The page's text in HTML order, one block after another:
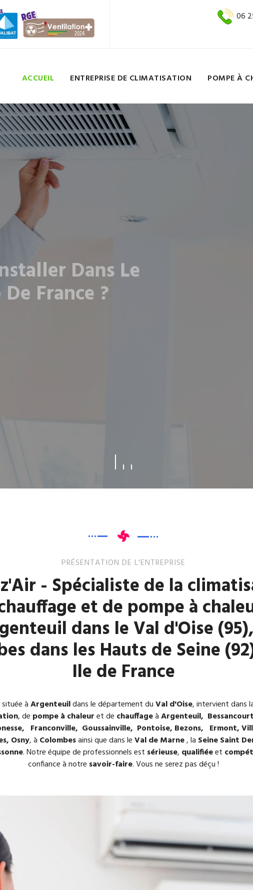
06
ACCUEIL ENTREPRISE DE CLIMATISATION POMPE À
Dans Le
France ?
vos climatiseurs afin que votre
PRÉSENTATION DE L'ENTREPRISE
- Spécialiste de la
et de pompe à
dans le Val d'Oise
dans les Hauts de Seine
Ile de France
àArgenteuildans le département duVal d'Oise, intervient dans
, de pompe à chaleuret de chauffageàArgenteuil,
Franconville, Goussainville, Pontoise, Bezons, Ermont,
Osny, à Colombesainsi que dans leVal de Marne, la Seine Saint
. Notre équipe de professionnels est sérieuse, qualifiéeet
confiance à notre savoir-faire. Vous ne serez pas déçu !